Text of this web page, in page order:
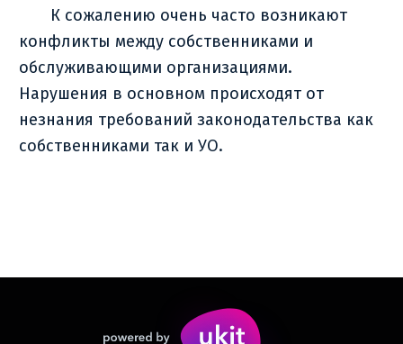
К сожалению очень часто возникают
конфликты между собственниками и
обслуживающими организациями.
Нарушения в основном происходят от
незнания требований законодательства как
собственниками так и УО.